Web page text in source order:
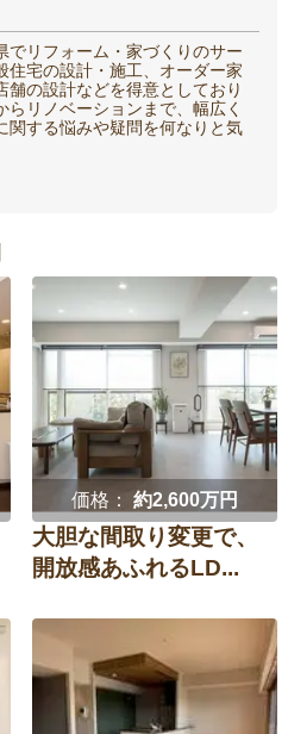
でリフォーム・家づくりのサー
住宅の設計・施工、オーダー家
舗の設計などを得意としており
リノベーションまで、幅広く
関する悩みや疑問を何なりと気
価格： 約2,600万円
大胆な間取り変更で、
開放感あふれるLD...